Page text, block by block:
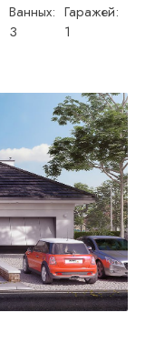
Ванных:
3
Гаражей:
1